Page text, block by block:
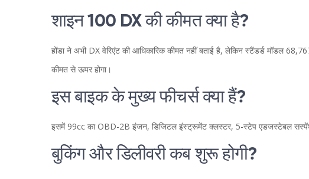
शाइन 100 DX की कीमत क्या है?
होंडा ने अभी DX वेरिएंट की आधिकारिक कीमत नहीं बताई है, लेकिन स्टैंडर्ड मॉडल
कीमत से ऊपर होगा।
इस बाइक के मुख्य फीचर्स क्या हैं?
इसमें 99cc का OBD-2B इंजन, डिजिटल इंस्ट्रूमेंट क्लस्टर, 5-स्टेप एडजस्टेबल
बुकिंग और डिलीवरी कब शुरू होगी?